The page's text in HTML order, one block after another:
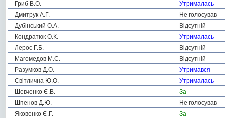
Гриб В.О.
Утрималась
Дмитрук А.Г.
Не голосував
Дубінський О.А.
Відсутній
Кондратюк О.К.
Утрималась
Лерос Г.Б.
Відсутній
Магомедов М.С.
Відсутній
Разумков Д.О.
Утримався
Світлична Ю.О.
Утрималась
Шевченко Є.В.
За
Шпенов Д.Ю.
Не голосував
Яковенко Є.Г.
За